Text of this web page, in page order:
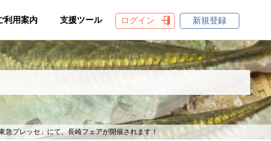
利用案内 支援ツール ログイン 新規登録
プレッセ」にて、長崎フェアが開催されます！